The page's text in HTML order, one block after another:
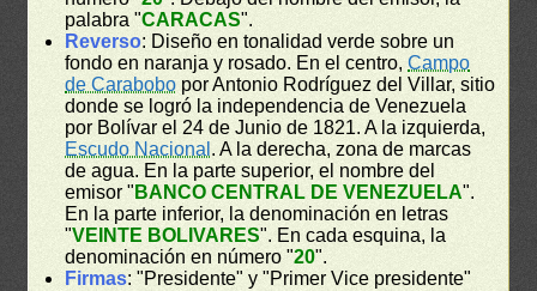
palabra "CARACAS".
Reverso: Diseño en tonalidad verde sobre un
fondo en naranja y rosado. En el centro,Campo
de Carabobo por Antonio Rodríguez del Villar, sitio
donde se logró la independencia de Venezuela
por Bolívar el 24 de Junio de 1821. A la izquierda,
Escudo Nacional . A la derecha, zona de marcas
de agua. En la parte superior, el nombre del
emisor " BANCO CENTRAL DE VENEZUELA".
En la parte inferior, la denominación en letras
"VEINTE BOLIVARES". En cada esquina, la
denominación en número "20".
Firmas: "Presidente" y "Primer Vice presidente"